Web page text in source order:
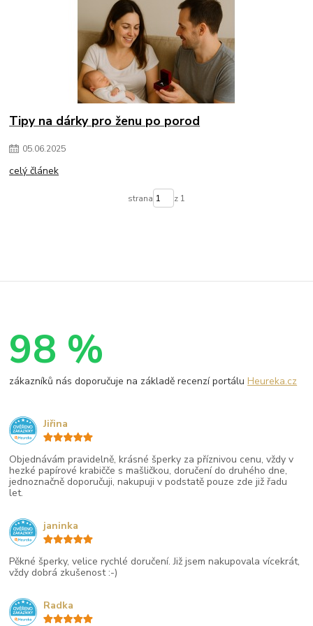
Tipy na dárky pro ženu po porod
05.06.2025
celý článek
strana z 1
98 %
zákazníků nás doporučuje na základě recenzí portáluHeureka.cz
Objednávám pravidelně, krásné šperky za příznivou cenu, vždy v
hezké papírové krabičče s mašličkou, doručení do druhého dne,
jednoznačně doporučuji, nakupuji v podstatě pouze zde již řadu
let.
Jiřina
Pěkné šperky, velice rychlé doručení. Již jsem nakupovala vícekrát,
vždy dobrá zkušenost :-)
janinka
Radka